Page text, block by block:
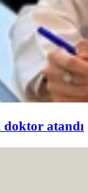
doktor atandı